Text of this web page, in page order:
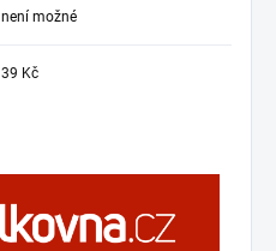
není možné
39 Kč